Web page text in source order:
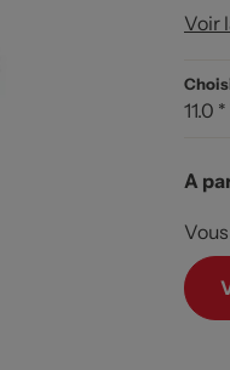
Voir
11.0
A